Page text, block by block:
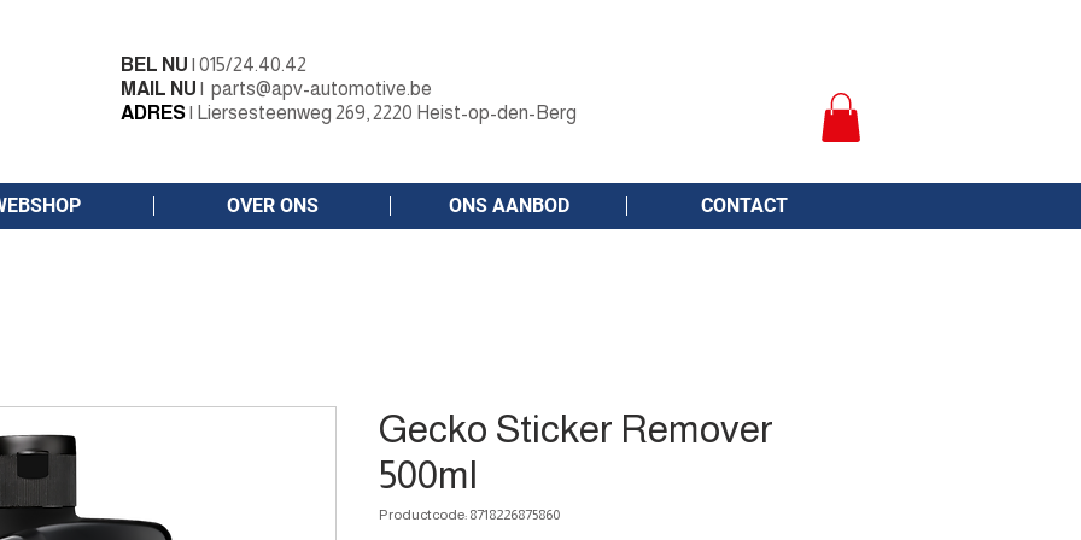
BEL NU | 015/24.40.42
MAIL NU | parts@apv-automotive.be
ADRES| Liersesteenweg 269, 2220 Heist-op-den-Berg
OVER ONS ONS AANBOD CONTACT
Gecko Sticker Remover
500ml
Productcode: 8718226875860